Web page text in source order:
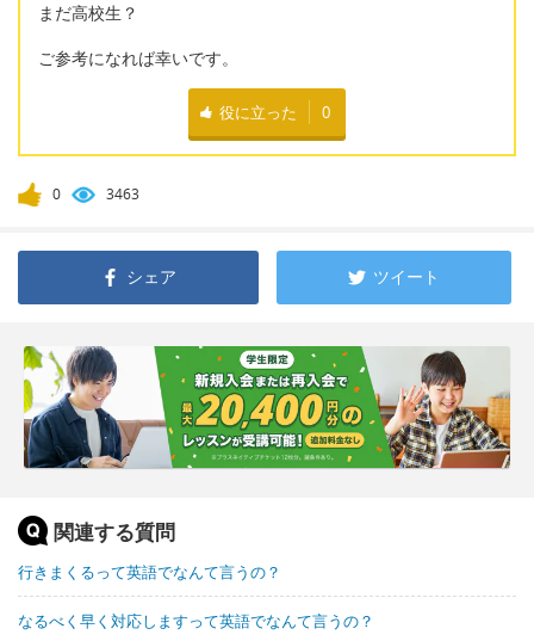
まだ高校生？
ご参考になれば幸いです。
役に立った 0
0 3463
シェア ツイート
関連する質問
行きまくるって英語でなんて言うの？
なるべく早く対応しますって英語でなんて言うの？